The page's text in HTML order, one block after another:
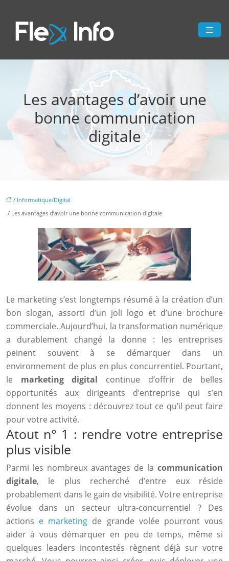
Les avantages d’avoir une
bonne communication
digitale
/ Informatique/Digital
/ Les avantages d’avoir une bonne communication digitale
Le marketing s’est longtemps résumé à la création d’un
bon slogan, assorti d’un joli logo et d’une brochure
commerciale. Aujourd’hui, la transformation numérique
a durablement changé la donne : les entreprises
peinent souvent à se démarquer dans un
environnement de plus en plus concurrentiel. Pourtant,
le marketing digital continue d’offrir de belles
opportunités aux dirigeants d’entreprise qui s’en
donnent les moyens : découvrez tout ce qu’il peut faire
pour votre activité.
Atout n° 1 : rendre votre entreprise
plus visible
Parmi les nombreux avantages de la communication
digitale, le plus recherché d’entre eux réside
probablement dans le gain de visibilité. Votre entreprise
évolue dans un secteur ultra-concurrentiel ? Des
actions e marketing de grande volée pourront vous
aider à vous démarquer en peu de temps, même si
quelques leaders incontestés règnent déjà sur votre